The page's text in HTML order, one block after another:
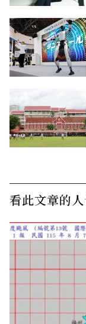
看此文章的